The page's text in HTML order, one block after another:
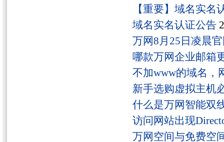
【重要】域名实名
域名实名认证公告
万网8月25日凌晨
哪款万网企业邮箱
不加www的域名，
新手选购虚拟主机
什么是万网智能双
访问网站出现
万网空间与免费空